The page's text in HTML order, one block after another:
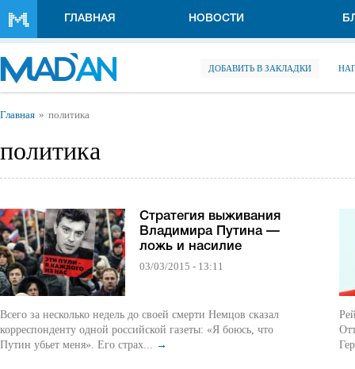
ГЛАВНАЯ НОВОСТИ
ДОБАВИТЬ В ЗАКЛАДКИ
Вы здесь
Главная политика
политика
Стратегия выживания
Владимира Путина —
ложь и насилие
03/03/2015 - 13:11
Всего за несколько недель до своей смерти Немцов сказал
корреспонденту одной российской газеты: «Я боюсь, что
Путин убьет меня». Его страх... →